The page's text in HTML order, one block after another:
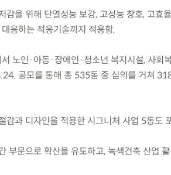
을 위해 단열성능 보강, 고성능 창호, 고효
응하는 적응기술까지 적용함.
노인·아동·장애인·청소년 복지시설, 사회
공모를 통해 총 535동 중 심의를 거쳐
과 디자인을 적용한 시그니처 사업 5동도
부문으로 확산을 유도하고, 녹색건축 산업